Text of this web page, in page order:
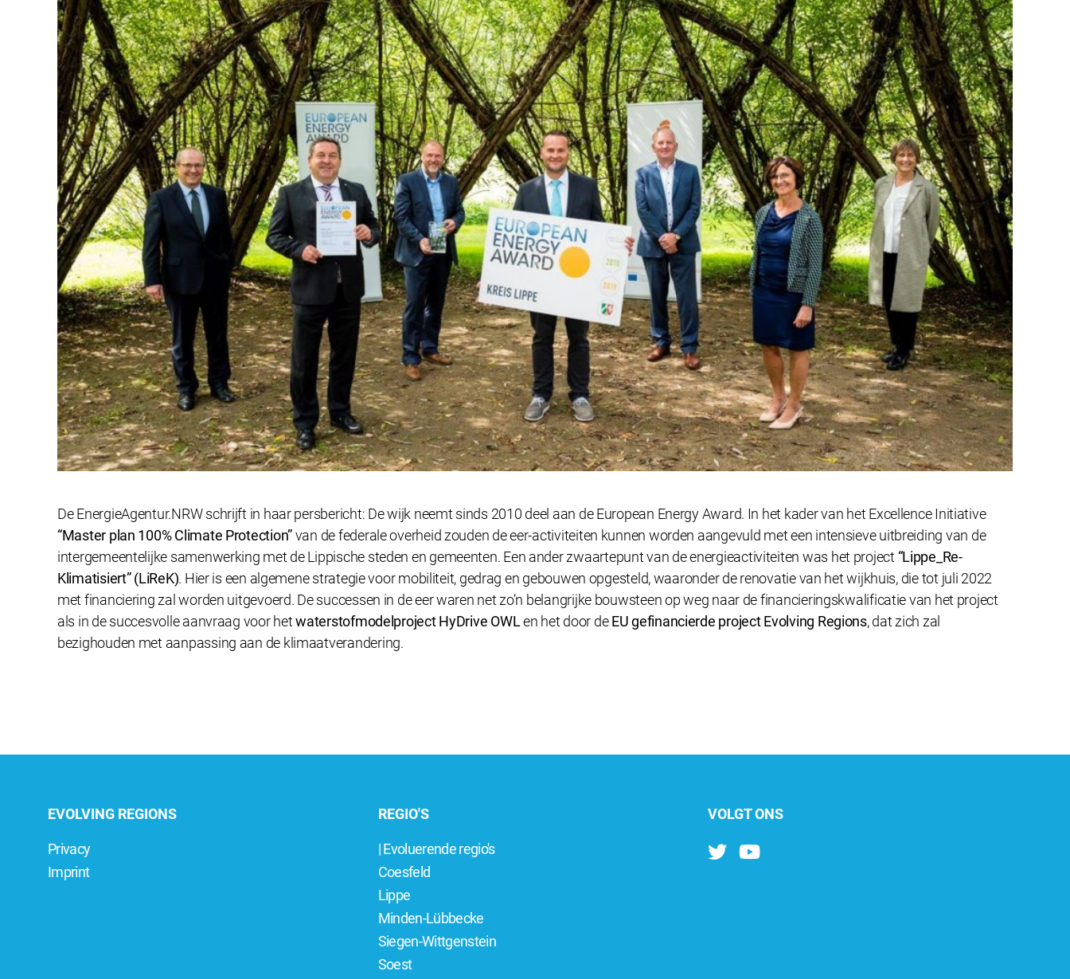
De EnergieAgentur.NRW schrijft in haar persbericht: De wijk neemt sinds 2010 deel aan de European Energy Award. In het kader van het Excellence Initiative
“Master plan 100% Climate Protection”van de federale overheid zouden de eer-activiteiten kunnen worden aangevuld met een intensieve uitbreiding van de
intergemeentelijke samenwerking met de Lippische steden en gemeenten. Een ander zwaartepunt van de energieactiviteiten was het project “Lippe_Re-
Klimatisiert” (LiReK). Hier is een algemene strategie voor mobiliteit, gedrag en gebouwen opgesteld, waaronder de renovatie van het wijkhuis, die tot juli 2022
met financiering zal worden uitgevoerd. De successen in de eer waren net zo’n belangrijke bouwsteen op weg naar de financieringskwalificatie van het project
als in de succesvolle aanvraag voor hetwaterstofmodelproject HyDrive OWLen het door deEU gefinancierde project Evolving Regions, dat zich zal
bezighouden met aanpassing aan de klimaatverandering.
EVOLVING REGIONS
Privacy
Imprint
REGIO'S
| Evoluerende regio's
Coesfeld
Lippe
Minden-Lübbecke
Siegen-Wittgenstein
Soest
VOLGT ONS